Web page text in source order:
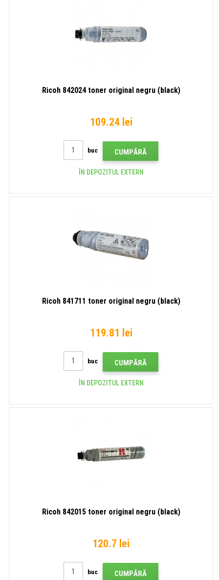
Ricoh 842024 toner original negru (black)
109.24 lei
buc CUMPĂRĂ
ÎN DEPOZITUL EXTERN
Ricoh 841711 toner original negru (black)
119.81 lei
buc CUMPĂRĂ
ÎN DEPOZITUL EXTERN
Ricoh 842015 toner original negru (black)
120.7 lei
buc CUMPĂRĂ